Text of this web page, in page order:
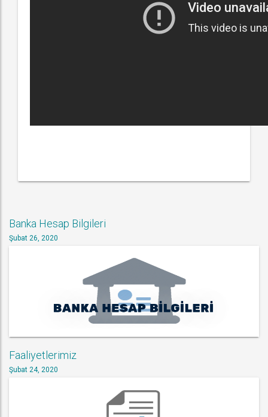
Banka Hesap Bilgileri
Şubat 26, 2020
Faaliyetlerimiz
Şubat 24, 2020